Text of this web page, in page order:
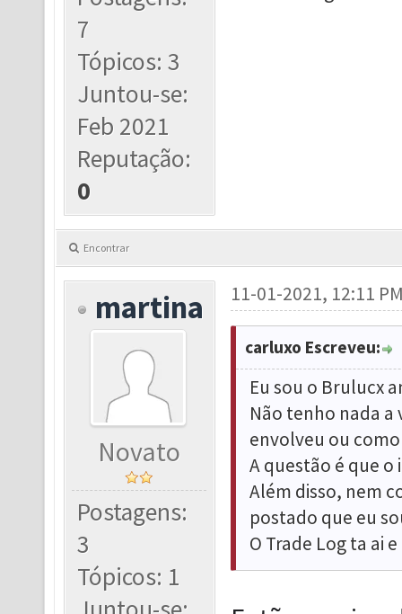
7
Tópicos: 3
Juntou-se:
Feb 2021
Reputação:
0
Encontrar
martina
Novato
Postagens:
3
Tópicos: 1
11-01-2021, 12:11
carluxo Escreveu:
Eu sou o Brulucx
Não tenho nada a
envolveu ou
A questão é que
Além disso, nem
postado que eu
O Trade Log ta ai